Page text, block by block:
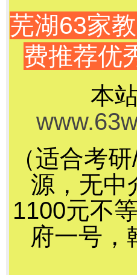
芜湖63家
费推荐优
本
（适合考
源，无中
1100元不
府一号，